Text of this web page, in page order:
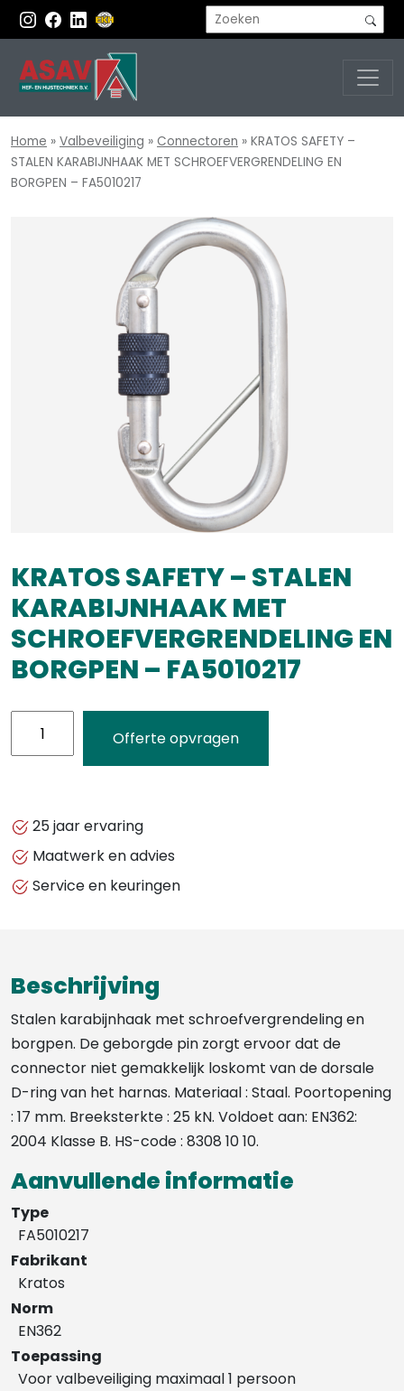
Home » Valbeveiliging » Connectoren » KRATOS SAFETY –
STALEN KARABIJNHAAK MET SCHROEFVERGRENDELING EN
BORGPEN – FA5010217
KRATOS SAFETY – STALEN
KARABIJNHAAK MET
SCHROEFVERGRENDELING EN
BORGPEN – FA5010217
KARABIJNHAAK
SCHROEFVERGRENDELING
EN
aantal
Offerte opvragen
25 jaar ervaring
Maatwerk en advies
Service en keuringen
Beschrijving
Stalen karabijnhaak met schroefvergrendeling en
borgpen. De geborgde pin zorgt ervoor dat de
connector niet gemakkelijk loskomt van de dorsale
D-ring van het harnas. Materiaal : Staal. Poortopening
: 17 mm. Breeksterkte : 25 kN. Voldoet aan: EN362:
2004 Klasse B. HS-code : 8308 10 10.
Aanvullende informatie
Type
FA5010217
Fabrikant
Kratos
Norm
EN362
Toepassing
Voor valbeveiliging maximaal 1 persoon